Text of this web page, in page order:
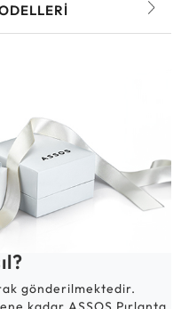
gönderilmektedir.